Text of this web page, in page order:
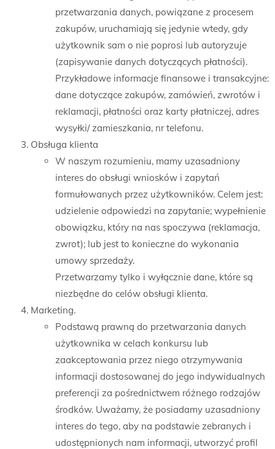
przetwarzania danych, powiązane z procesem
zakupów, uruchamiają się jedynie wtedy, gdy
użytkownik sam o nie poprosi lub autoryzuje
(zapisywanie danych dotyczących płatności).
Przykładowe informacje finansowe i transakcyjne:
dane dotyczące zakupów, zamówień, zwrotów i
reklamacji, płatności oraz karty płatniczej, adres
wysyłki/ zamieszkania, nr telefonu.
Obsługa klienta
W naszym rozumieniu, mamy uzasadniony
interes do obsługi wniosków i zapytań
formułowanych przez użytkowników. Celem jest:
udzielenie odpowiedzi na zapytanie; wypełnienie
obowiązku, który na nas spoczywa (reklamacja,
zwrot); lub jest to konieczne do wykonania
umowy sprzedaży.
Przetwarzamy tylko i wyłącznie dane, które są
niezbędne do celów obsługi klienta.
Marketing.
Podstawą prawną do przetwarzania danych
użytkownika w celach konkursu lub
zaakceptowania przez niego otrzymywania
informacji dostosowanej do jego indywidualnych
preferencji za pośrednictwem różnego rodzajów
środków. Uważamy, że posiadamy uzasadniony
interes do tego, aby na podstawie zebranych i
udostępnionych nam informacji, utworzyć profil